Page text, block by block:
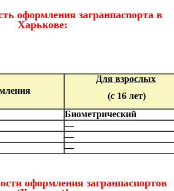
оформления загранпаспорта в
Харькове:
Для взрослых
(с 16 лет)
Биометрический
—
—
—
оформления загранпаспортов